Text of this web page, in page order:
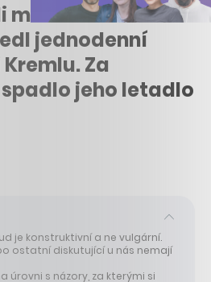
mu Putinův
jednodenní
Za
jeho letadlo
je konstruktivní a ne vulgární.
ostatní diskutující u nás nemají
úrovni s názory, za kterými si